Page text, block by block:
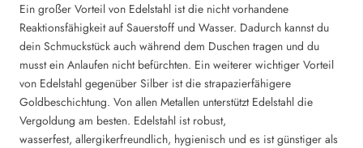
Ein großer Vorteil von Edelstahl ist die nicht vorhandene
Reaktionsfähigkeit auf Sauerstoff und Wasser. Dadurch kannst du
dein Schmuckstück auch während dem Duschen tragen und du
musst ein Anlaufen nicht befürchten. Ein weiterer wichtiger Vorteil
von Edelstahl gegenüber Silber ist die strapazierfähigere
Goldbeschichtung. Von allen Metallen unterstützt Edelstahl die
Vergoldung am besten. Edelstahl ist robust,
wasserfest, allergikerfreundlich, hygienisch und es ist günstiger als